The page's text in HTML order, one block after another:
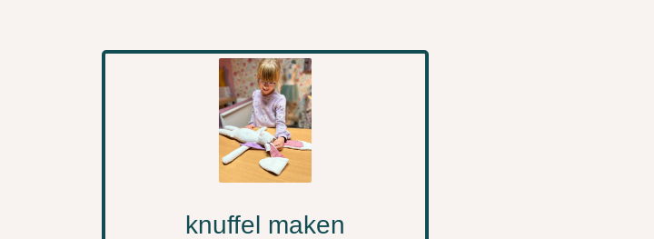
knuffel maken